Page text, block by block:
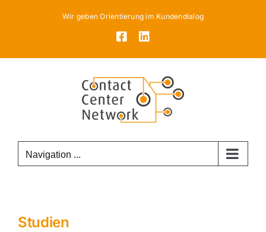
Wir geben Orientierung im Kundendialog
Facebook
Navigation ...
Studien